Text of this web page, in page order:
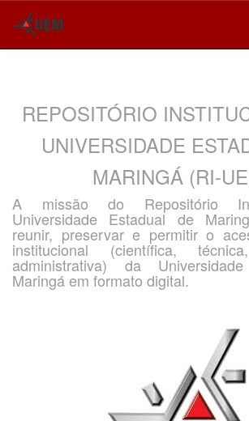
REPOSITÓRIO
UNIVERSIDADE
MARINGÁ (RI-
A missão do Repositório
Universidade Estadual de
reunir, preservar e permitir o
institucional (científica,
administrativa) da
Maringá em formato digital.